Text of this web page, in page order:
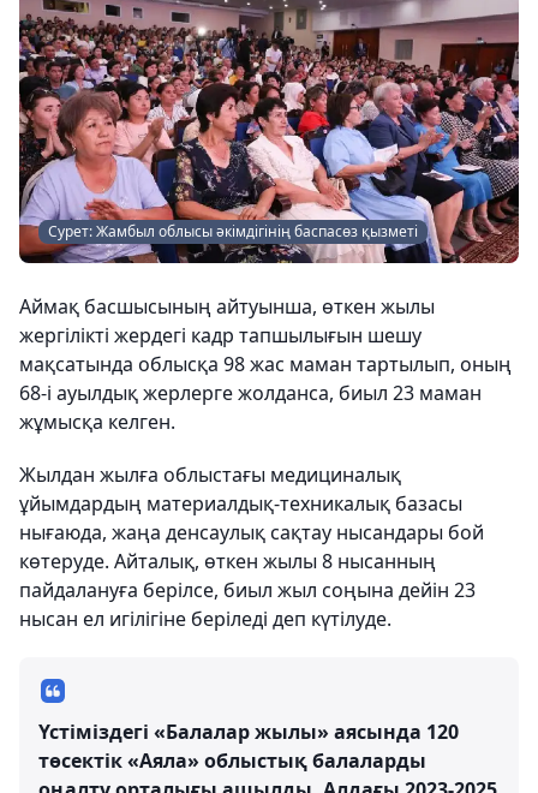
Сурет: Жамбыл облысы әкімдігінің баспасөз қызметі
Аймақ басшысының айтуынша, өткен жылы
жергілікті жердегі кадр тапшылығын шешу
мақсатында облысқа 98 жас маман тартылып, оның
68-і ауылдық жерлерге жолданса, биыл 23 маман
жұмысқа келген.
Жылдан жылға облыстағы медициналық
ұйымдардың материалдық-техникалық базасы
нығаюда, жаңа денсаулық сақтау нысандары бой
көтеруде. Айталық, өткен жылы 8 нысанның
пайдалануға берілсе, биыл жыл соңына дейін 23
нысан ел игілігіне беріледі деп күтілуде.
Үстіміздегі «Балалар жылы» аясында 120
төсектік «Аяла» облыстық балаларды